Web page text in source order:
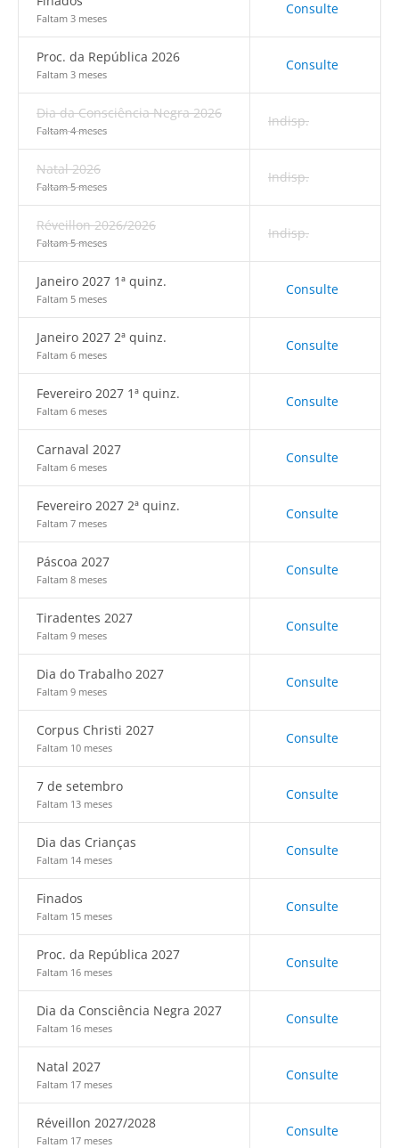
Faltam 3 meses
Consulte
Proc. da República 2026
Faltam 3 meses
Consulte
Dia da Consciência Negra 2026
Faltam 4 meses
Indisp.
Natal 2026
Faltam 5 meses
Indisp.
Réveillon 2026/2026
Faltam 5 meses
Indisp.
Janeiro 2027 1ª quinz.
Faltam 5 meses
Consulte
Janeiro 2027 2ª quinz.
Faltam 6 meses
Consulte
Fevereiro 2027 1ª quinz.
Faltam 6 meses
Consulte
Carnaval 2027
Faltam 6 meses
Consulte
Fevereiro 2027 2ª quinz.
Faltam 7 meses
Consulte
Páscoa 2027
Faltam 8 meses
Consulte
Tiradentes 2027
Faltam 9 meses
Consulte
Dia do Trabalho 2027
Faltam 9 meses
Consulte
Corpus Christi 2027
Faltam 10 meses
Consulte
7 de setembro
Faltam 13 meses
Consulte
Dia das Crianças
Faltam 14 meses
Consulte
Finados
Faltam 15 meses
Consulte
Proc. da República 2027
Faltam 16 meses
Consulte
Dia da Consciência Negra 2027
Faltam 16 meses
Consulte
Natal 2027
Faltam 17 meses
Consulte
Réveillon 2027/2028
Faltam 17 meses
Consulte